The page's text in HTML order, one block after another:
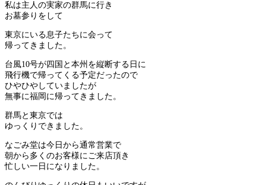
私は主人の実家の群馬に行き
お墓参りをして
東京にいる息子たちに会って
帰ってきました。
台風10号が四国と本州を縦断する日に
飛行機で帰ってくる予定だったので
ひやひやしていましたが
無事に福岡に帰ってきました。
群馬と東京では
ゆっくりできました。
なごみ堂は今日から通常営業で
朝から多くのお客様にご来店頂き
忙しい一日になりました。